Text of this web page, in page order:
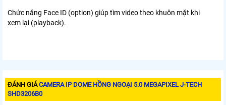
Chức năng Face ID (option) giúp tìm video theo khuôn mặt khi
xem lại (playback).
ĐÁNH GIÁCAMERA IP DOME HỒNG NGOẠI 5.0 MEGAPIXEL J-TECH
SHD3206B0